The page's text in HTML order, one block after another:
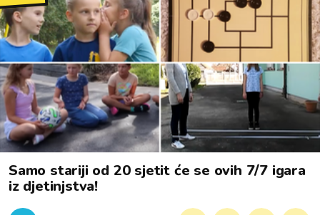
Samo stariji od 20 sjetit će se ovih 7/7 igara
iz djetinjstva!